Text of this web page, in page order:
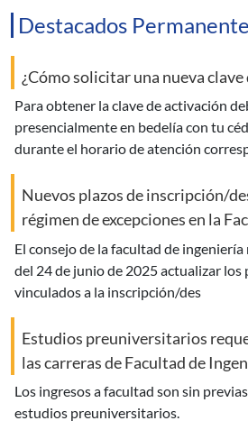
Destacados
¿Cómo solicitar una nueva
para obtener la clave de activación debes solicitarla
presencialmente en bedelía con tu
durante el horario de atención
Nuevos plazos de inscripción/
régimen de excepciones en la
el consejo de la facultad de ingeniería resolvió en su sesión
del 24 de junio de 2025 actualizar
vinculados a la inscripción/des
Estudios preuniversitarios
las carreras de Facultad de
los ingresos a facultad son sin previas pendientes de los
estudios preuniversitarios.